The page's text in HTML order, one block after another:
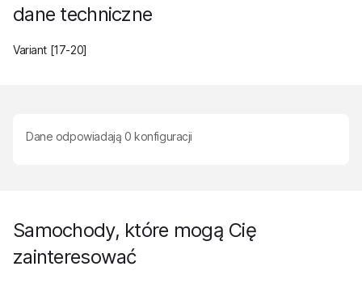
dane techniczne
Variant [17-20]
Dane odpowiadają 0 konfiguracji
Samochody, które mogą Cię
zainteresować